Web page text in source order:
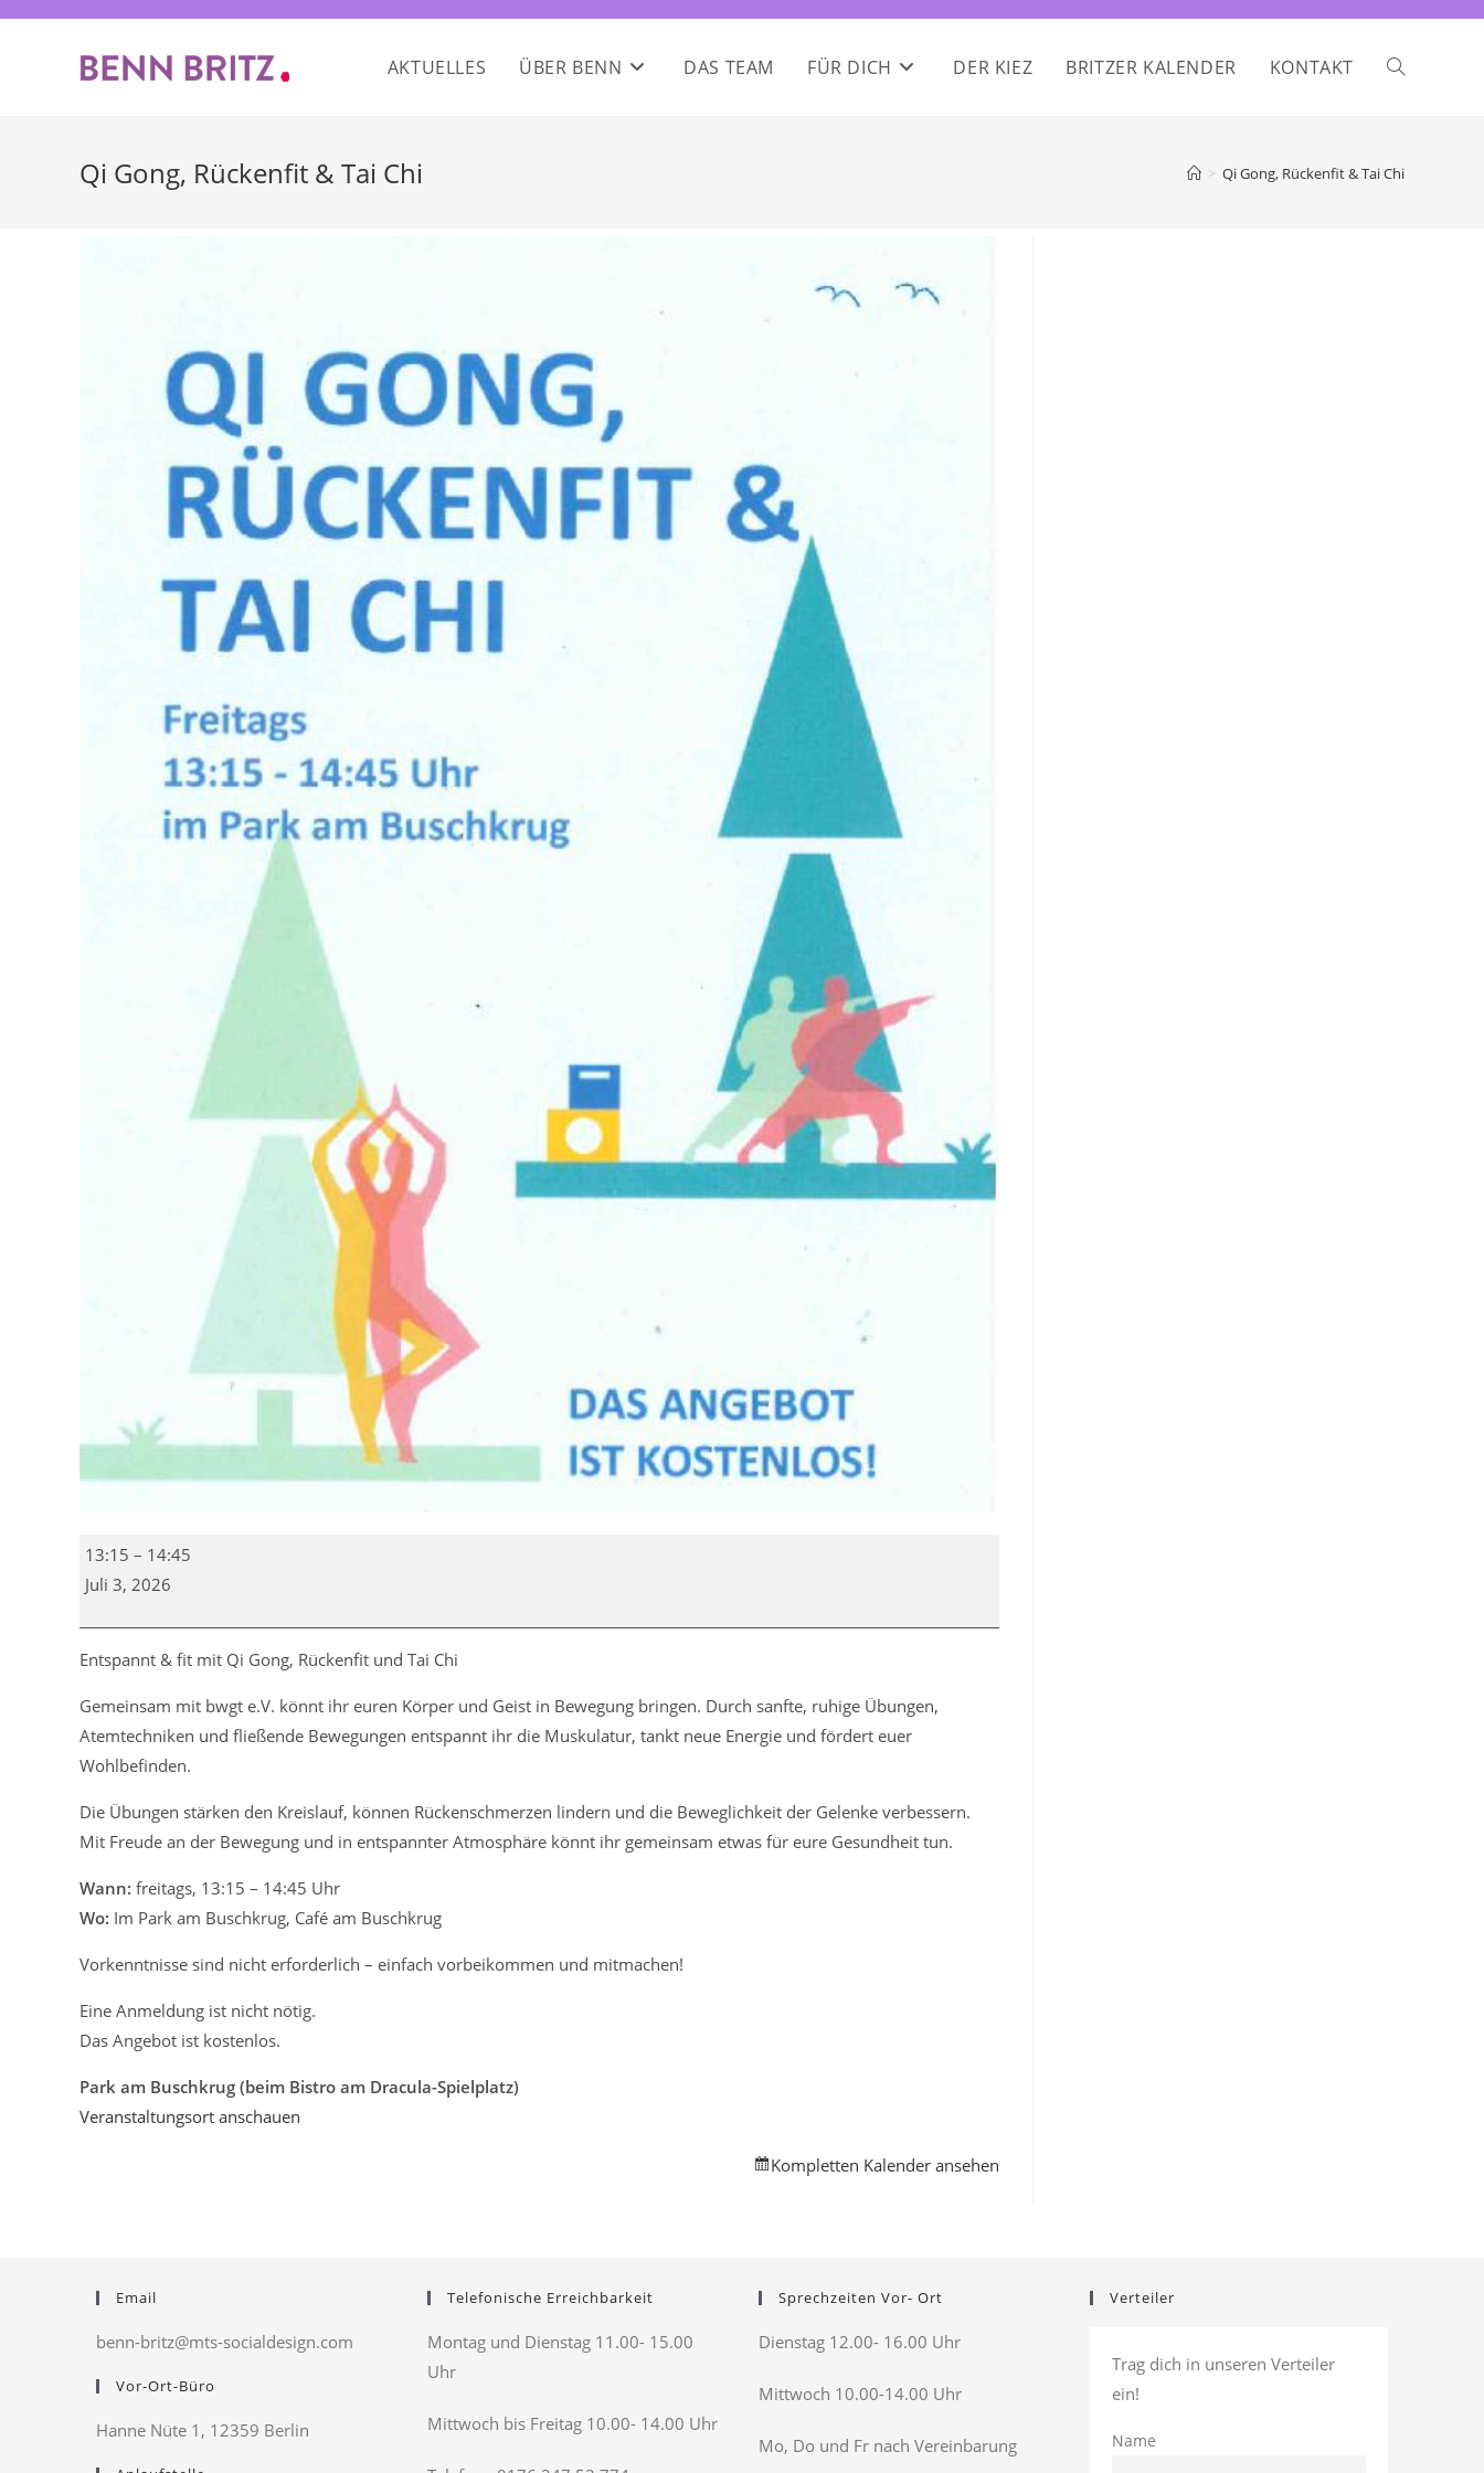
AKTUELLES ÜBER BENN DAS TEAM FÜR DICH DER KIEZ BRITZER KALENDER KONTAKT WEBSITE-
SUCHE
Qi Gong, Rückenfit & Tai Chi > Qi Gong, Rückenfit & Tai Chi
Qi
Gong,
&
Tai
13:15 – 14:45
Juli 3, 2026
Entspannt & fit mit Qi Gong, Rückenfit und Tai Chi
Gemeinsam mit bwgt e.V. könnt ihr euren Körper und Geist in Bewegung bringen. Durch sanfte, ruhige Übungen,
Atemtechniken und fließende Bewegungen entspannt ihr die Muskulatur, tankt neue Energie und fördert euer
Wohlbefinden.
Die Übungen stärken den Kreislauf, können Rückenschmerzen lindern und die Beweglichkeit der Gelenke verbessern.
Mit Freude an der Bewegung und in entspannter Atmosphäre könnt ihr gemeinsam etwas für eure Gesundheit tun.
Wann: freitags, 13:15 – 14:45 Uhr
Wo: Im Park am Buschkrug, Café am Buschkrug
Vorkenntnisse sind nicht erforderlich – einfach vorbeikommen und mitmachen!
Eine Anmeldung ist nicht nötig.
Das Angebot ist kostenlos.
Park am Buschkrug (beim Bistro am Dracula-Spielplatz)
Veranstaltungsort anschauen
Kompletten Kalender ansehen
Email
benn-britz@mts-socialdesign.com
Vor-Ort-Büro
Hanne Nüte 1, 12359 Berlin
Telefonische Erreichbarkeit
Montag und Dienstag 11.00- 15.00
Uhr
Mittwoch bis Freitag 10.00- 14.00 Uhr
Sprechzeiten Vor- Ort
Dienstag 12.00- 16.00 Uhr
Mittwoch 10.00-14.00 Uhr
Mo, Do und Fr nach Vereinbarung
Verteiler
Trag dich in unseren Verteiler
ein!
Name